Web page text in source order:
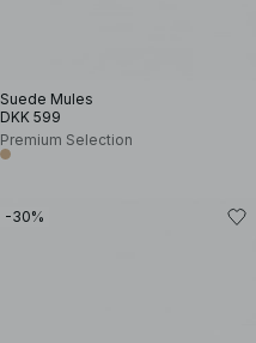
Suede Mules
DKK 599
Premium Selection
-30%